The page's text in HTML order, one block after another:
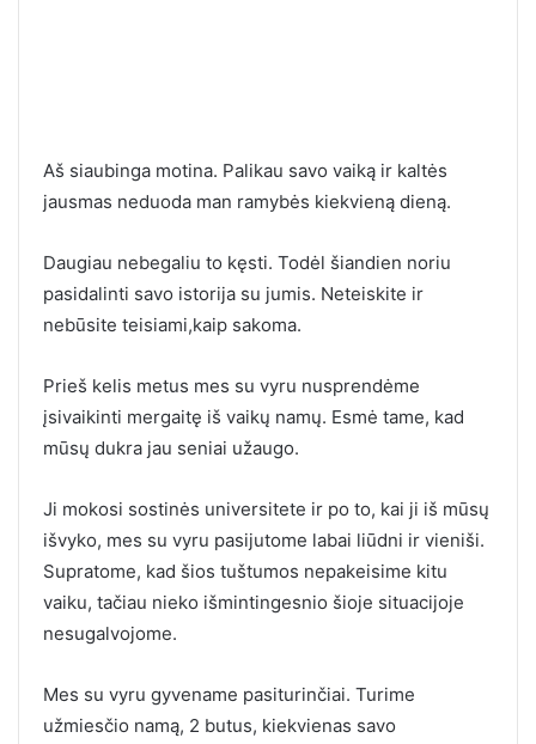
Aš siaubinga motina. Palikau savo vaiką ir kaltės
jausmas neduoda man ramybės kiekvieną dieną.
Daugiau nebegaliu to kęsti. Todėl šiandien noriu
pasidalinti savo istorija su jumis. Neteiskite ir
nebūsite teisiami,kaip sakoma.
Prieš kelis metus mes su vyru nusprendėme
įsivaikinti mergaitę iš vaikų namų. Esmė tame, kad
mūsų dukra jau seniai užaugo.
Ji mokosi sostinės universitete ir po to, kai ji iš mūsų
išvyko, mes su vyru pasijutome labai liūdni ir vieniši.
Supratome, kad šios tuštumos nepakeisime kitu
vaiku, tačiau nieko išmintingesnio šioje situacijoje
nesugalvojome.
Mes su vyru gyvename pasiturinčiai. Turime
užmiesčio namą, 2 butus, kiekvienas savo